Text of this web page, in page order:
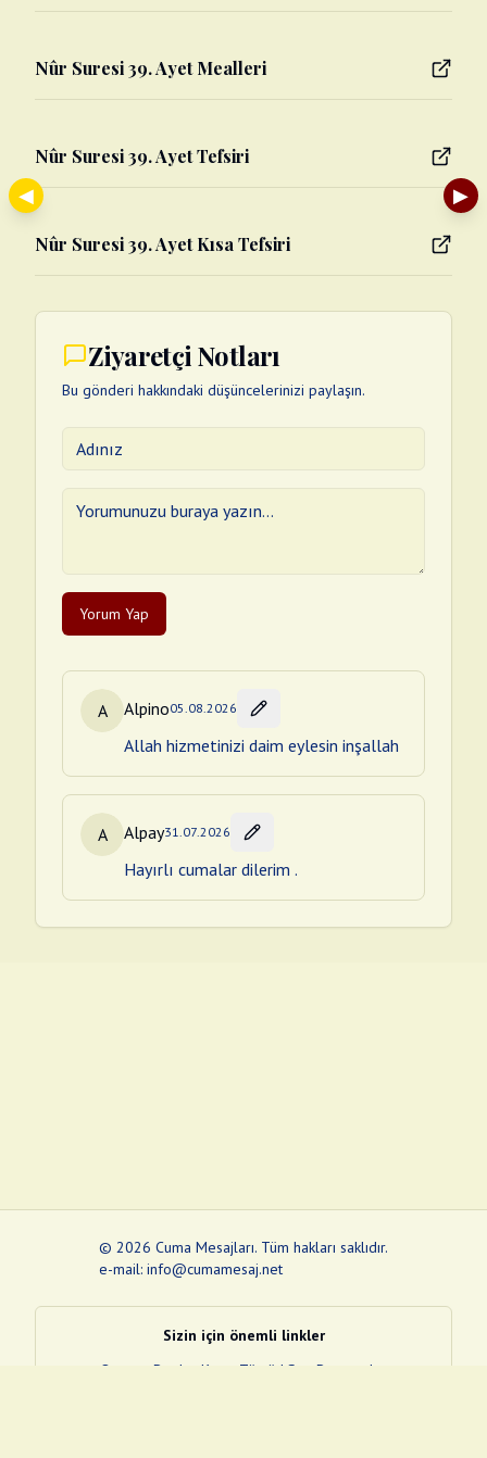
Nûr Suresi 39. Ayet Mealleri
Nûr Suresi 39. Ayet Tefsiri
Nûr Suresi 39. Ayet Kısa Tefsiri
Ziyaretçi Notları
Bu gönderi hakkındaki düşüncelerinizi paylaşın.
Yorum Yap
A Alpino05.08.2026
Allah hizmetinizi daim eylesin inşallah
A Alpay31.07.2026
Hayırlı cumalar dilerim .
◀ ▶
© 2026 Cuma Mesajları. Tüm hakları saklıdır.
e-mail: info@cumamesaj.net
Sizin için önemli linkler
Quran
e-Devlet Kapısı Tüvtürk Son Depremler